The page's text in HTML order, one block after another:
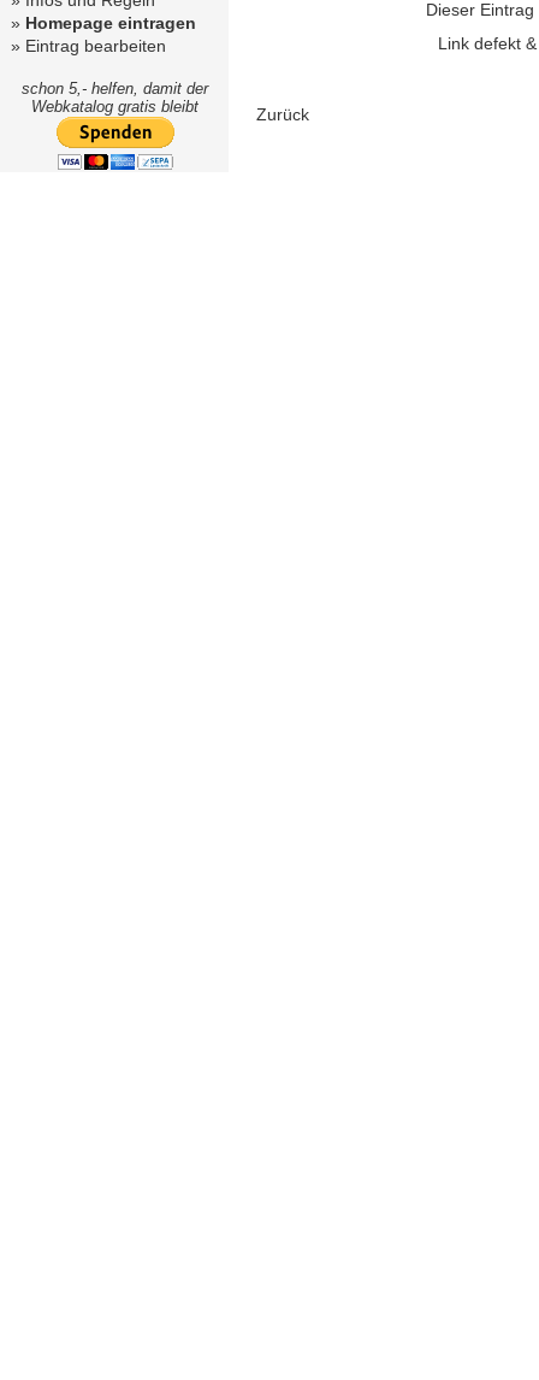
» Homepage eintragen
» Eintrag bearbeiten
schon 5,- helfen, damit der
Webkatalog gratis bleibt
Dieser
Link defekt
Zurück